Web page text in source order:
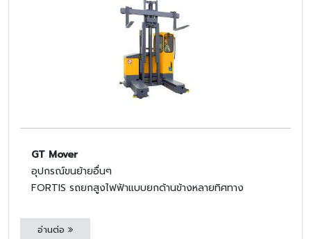
GT Mover
อุปกรณ์ขนย้ายอื่นๆ
FORTIS รถยกสูงไฟฟ้าแบบยกด้านข้างหลายทิศทาง
อ่านต่อ